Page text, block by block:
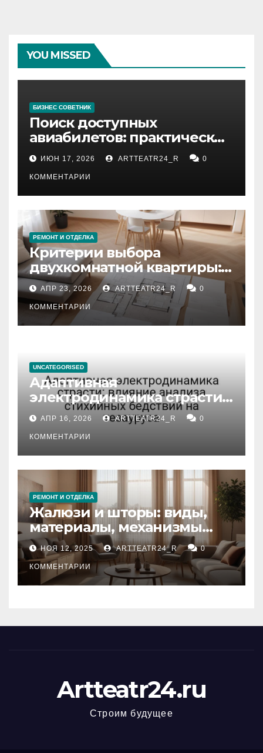
YOU MISSED
БИЗНЕС СОВЕТНИК
Поиск доступных
авиабилетов: практические
рекомендации
ИЮН 17, 2026 ARTTEATR24_R 0
КОММЕНТАРИИ
РЕМОНТ И ОТДЕЛКА
Критерии выбора
двухкомнатной квартиры:
планировка, площадь,
состояние и документация
АПР 23, 2026 ARTTEATR24_R 0
КОММЕНТАРИИ
UNCATEGORISED
Адаптивная
электродинамика страсти:
влияние анализа
стихийных бедствий на
тезауруса
АПР 16, 2026 ARTTEATR24_R 0
КОММЕНТАРИИ
РЕМОНТ И ОТДЕЛКА
Жалюзи и шторы: виды,
материалы, механизмы
управления и уход
НОЯ 12, 2025 ARTTEATR24_R 0
КОММЕНТАРИИ
Artteatr24.ru
Строим будущее